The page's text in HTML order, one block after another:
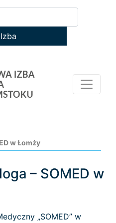
w Łomży
– SOMED w
„SOMED” w